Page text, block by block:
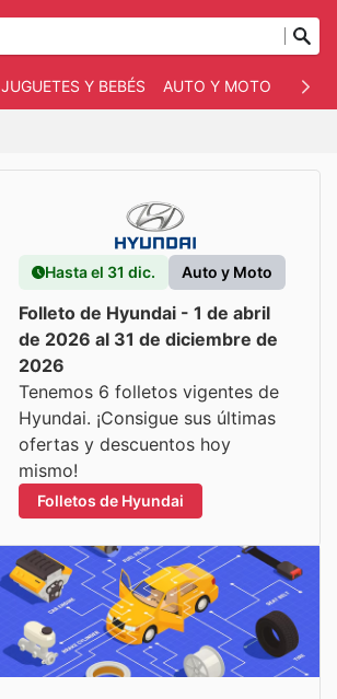
JUGUETES Y BEBÉS AUTO Y MOTO
Hasta el 31 dic. Auto y Moto
Folleto de Hyundai - 1 de abril
de 2026 al 31 de diciembre de
2026
Tenemos 6 folletos vigentes de
Hyundai. ¡Consigue sus últimas
ofertas y descuentos hoy
mismo!
Folletos de Hyundai